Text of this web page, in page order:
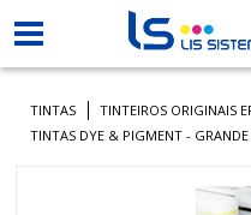
TINTAS
TINTEIROS ORIGINAIS
TINTAS DYE & PIGMENT -